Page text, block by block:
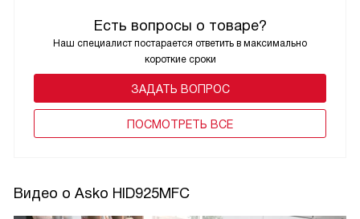
Есть вопросы о товаре?
Наш специалист постарается ответить в максимально
короткие сроки
ЗАДАТЬ ВОПРОС
ПОCМОТРЕТЬ ВСЕ
Видео о Asko HID925MFC